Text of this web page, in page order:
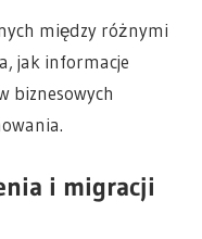
między różnymi
jak informacje
biznesowych
i migracji